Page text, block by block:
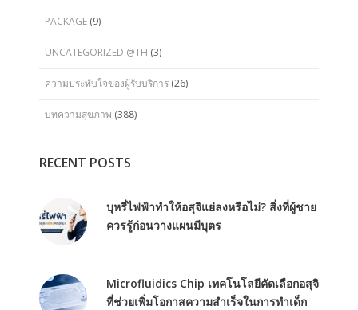
PACKAGE (9)
UNCATEGORIZED @TH (3)
ความประทับใจของผู้รับบริการ (26)
บทความสุขภาพ (388)
RECENT POSTS
บุหรี่ไฟฟ้าทำให้อสุจิแย่ลงหรือไม่? สิ่งที่ผู้ชาย
ควรรู้ก่อนวางแผนมีบุตร
Microfluidics Chip เทคโนโลยีคัดเลือกอสุจิ
ที่ช่วยเพิ่มโอกาสความสำเร็จในการทำเด็ก